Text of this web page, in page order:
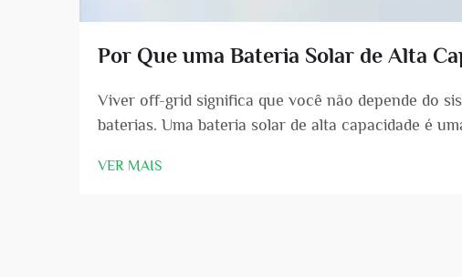
Por Que uma Bateria Solar de Alta
Viver off-grid significa que você não depende do
baterias. Uma bateria solar de alta capacidade é
VER MAIS